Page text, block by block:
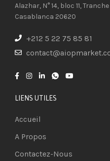
Alazhar, N° 14, bloc 11,
Casablanca 20620
+212 5 22 75 85 81
LIENS UTILES
Accueil
A Propos
Contactez-Nous